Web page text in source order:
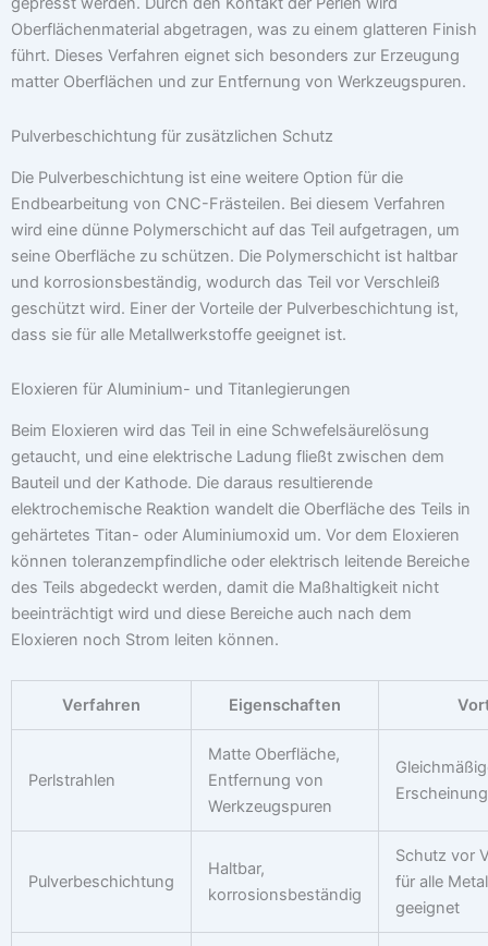
Oberflächenmaterial abgetragen, was zu einem glatteren Finish
führt. Dieses Verfahren eignet sich besonders zur Erzeugung
matter Oberflächen und zur Entfernung von Werkzeugspuren.
Pulverbeschichtung für zusätzlichen Schutz
Die Pulverbeschichtung ist eine weitere Option für die
Endbearbeitung von CNC-Frästeilen. Bei diesem Verfahren
wird eine dünne Polymerschicht auf das Teil aufgetragen, um
seine Oberfläche zu schützen. Die Polymerschicht ist haltbar
und korrosionsbeständig, wodurch das Teil vor Verschleiß
geschützt wird. Einer der Vorteile der Pulverbeschichtung ist,
dass sie für alle Metallwerkstoffe geeignet ist.
Eloxieren für Aluminium- und Titanlegierungen
Beim Eloxieren wird das Teil in eine Schwefelsäurelösung
getaucht, und eine elektrische Ladung fließt zwischen dem
Bauteil und der Kathode. Die daraus resultierende
elektrochemische Reaktion wandelt die Oberfläche des Teils in
gehärtetes Titan- oder Aluminiumoxid um. Vor dem Eloxieren
können toleranzempfindliche oder elektrisch leitende Bereiche
des Teils abgedeckt werden, damit die Maßhaltigkeit nicht
beeinträchtigt wird und diese Bereiche auch nach dem
Eloxieren noch Strom leiten können.
Verfahren Eigenschaften
Perlstrahlen
Matte Oberfläche,
Entfernung von
Werkzeugspuren
Pulverbeschichtung
Haltbar,
korrosionsbeständig
Schutz vor
für alle
geeignet